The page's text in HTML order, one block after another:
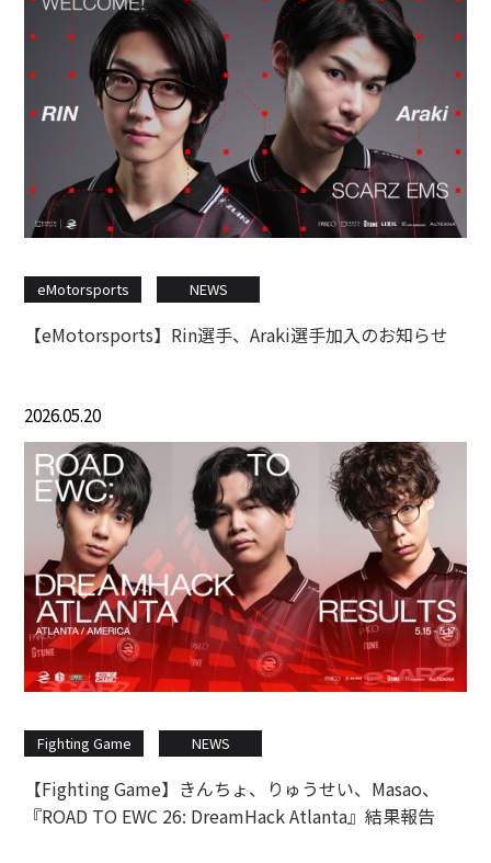
eMotorsports NEWS
【eMotorsports】Rin選手、Araki選手加入のお知らせ
2026.05.20
Fighting Game NEWS
【Fighting Game】きんちょ、りゅうせい、Masao、
『ROAD TO EWC 26: DreamHack Atlanta』結果報告